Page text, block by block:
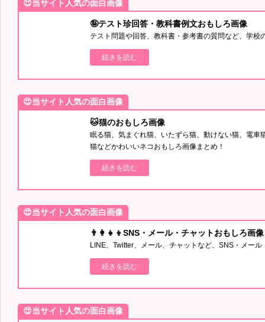
😍当サイト人気の面白画像
🤪テスト珍回答・教科書例文おもしろ画像
テスト問題や回答、教科書・参考書の質問など、学校
続きを読む
😍当サイト人気の面白画像
🐱猫のおもしろ画像
眠る猫、気まぐれ猫、いたずら猫、動けない猫、電
猫などかわいいネコおもしろ画像まとめ！
続きを読む
😍当サイト人気の面白画像
👨‍👩‍👧‍👦SNS・メール・チャットおもしろ画像
LINE、Twitter、メール、チャットなど、SNS・メー
続きを読む
😍当サイト人気の面白画像